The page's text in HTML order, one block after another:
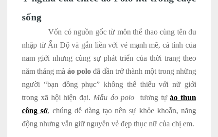
sống
Vốn có nguồn gốc từ môn thể thao cùng tên du
nhập từ Ấn Độ và gắn liền với vẻ mạnh mẽ, cá tính của
nam giới nhưng cùng sự phát triển của thời trang theo
năm tháng mà áo polo đã dần trở thành một trong những
người “bạn đồng phục” không thể thiếu với nữ giới
trong xã hội hiện đại. Mẫu áo polo tương tựáo thun
công sở, chúng dễ dàng tạo nên sự khỏe khoắn, năng
động nhưng vẫn giữ nguyên vẻ đẹp thục nữ của chị em.